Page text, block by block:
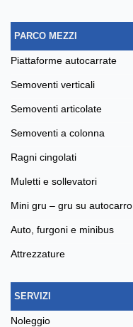
PARCO MEZZI
piattaforme autocarrate
semoventi verticali
semoventi articolate
semoventi a colonna
ragni cingolati
muletti e sollevatori
mini gru – gru su autocarro
auto, furgoni e minibus
attrezzature
SERVIZI
noleggio